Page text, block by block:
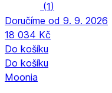
(1)
Doručíme od 9. 9. 2026
18 034 Kč
Do košíku
Do košíku
Moonia